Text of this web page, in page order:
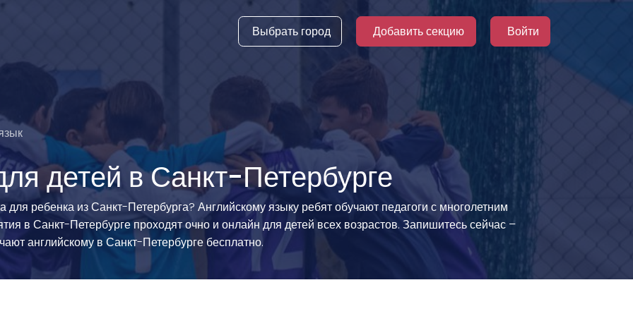
виды
спорт
спорта
и
Выбрать город Добавить секцию Войти
детей в Санкт-Петербурге
ребенка из Санкт-Петербурга? Английскому языку ребят обучают педагоги с многолетним
в Санкт-Петербурге проходят очно и онлайн для детей всех возрастов. Запишитесь сейчас –
английскому в Санкт-Петербурге бесплатно.